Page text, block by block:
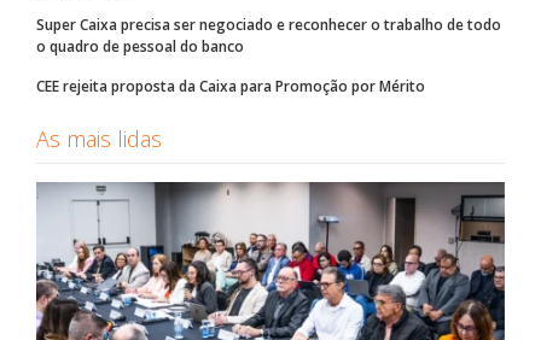
Super Caixa precisa ser negociado e reconhecer o trabalho de todo
o quadro de pessoal do banco
CEE rejeita proposta da Caixa para Promoção por Mérito
As mais lidas